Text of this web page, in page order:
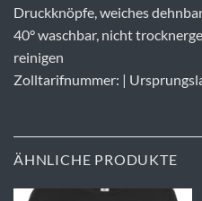
Druckknöpfe, weiches
40° waschbar, nicht
reinigen
Zolltarifnummer: |
ÄHNLICHE PRODUKTE